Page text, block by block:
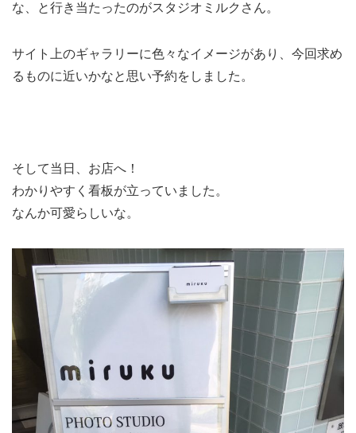
な、と行き当たったのがスタジオミルクさん。
サイト上のギャラリーに色々なイメージがあり、今回求め
るものに近いかなと思い予約をしました。
そして当日、お店へ！
わかりやすく看板が立っていました。
なんか可愛らしいな。